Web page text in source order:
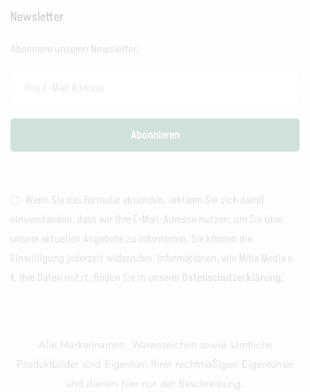
Newsletter
Abonniere unseren Newsletter.
Wenn Sie das Formular absenden, erklären Sie sich damit
einverstanden, dass wir Ihre E-Mail-Adresse nutzen, um Sie über
unsere aktuellen Angebote zu informieren. Sie können die
Einwilligung jederzeit widerrufen. Informationen, wie Miba Media e.
K. Ihre Daten nutzt, finden Sie in unsererDatenschutzerklärung.
Alle Markennamen, Warenzeichen sowie sämtliche
Produktbilder sind Eigentum Ihrer rechtmäßigen Eigentümer
und dienen hier nur der Beschreibung.